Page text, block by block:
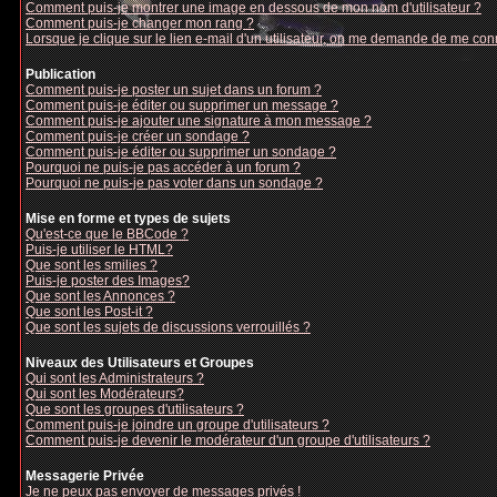
Comment puis-je montrer une image en dessous de mon nom d'utilisateur ?
Comment puis-je changer mon rang ?
Lorsque je clique sur le lien e-mail d'un utilisateur, on me demande de me
Publication
Comment puis-je poster un sujet dans un forum ?
Comment puis-je éditer ou supprimer un message ?
Comment puis-je ajouter une signature à mon message ?
Comment puis-je créer un sondage ?
Comment puis-je éditer ou supprimer un sondage ?
Pourquoi ne puis-je pas accéder à un forum ?
Pourquoi ne puis-je pas voter dans un sondage ?
Mise en forme et types de sujets
Qu'est-ce que le BBCode ?
Puis-je utiliser le HTML?
Que sont les smilies ?
Puis-je poster des Images?
Que sont les Annonces ?
Que sont les Post-it ?
Que sont les sujets de discussions verrouillés ?
Niveaux des Utilisateurs et Groupes
Qui sont les Administrateurs ?
Qui sont les Modérateurs?
Que sont les groupes d'utilisateurs ?
Comment puis-je joindre un groupe d'utilisateurs ?
Comment puis-je devenir le modérateur d'un groupe d'utilisateurs ?
Messagerie Privée
Je ne peux pas envoyer de messages privés !